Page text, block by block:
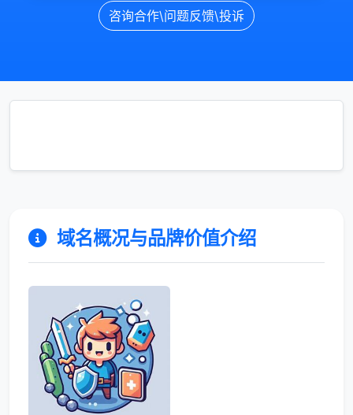
咨询合作\问题反馈\投诉
域名概况与品牌价值介绍